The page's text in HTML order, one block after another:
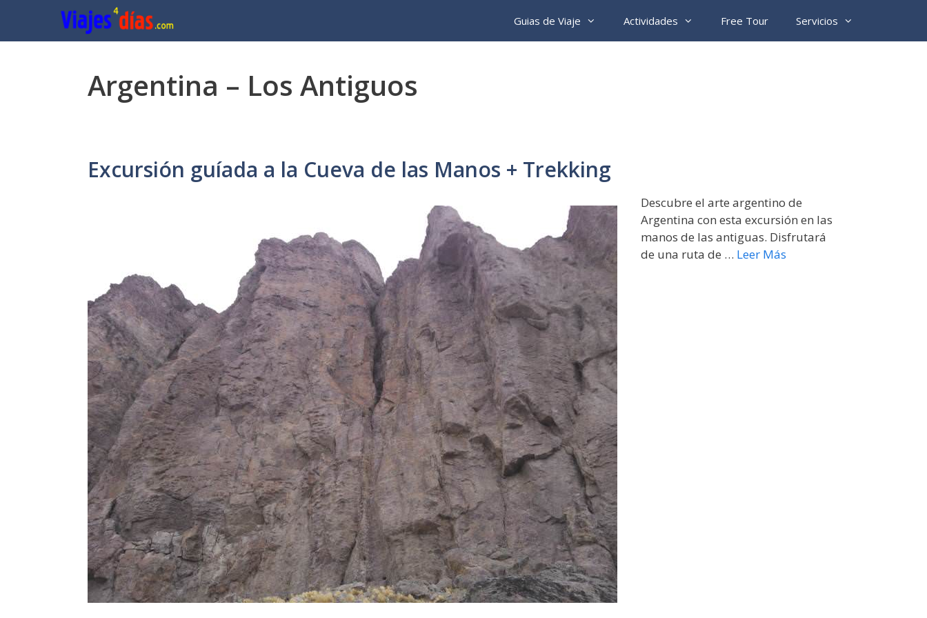
contenido
Guias de Viaje Actividades Free Tour Servicios
Argentina – Los Antiguos
Excursión guíada a la Cueva de las Manos + Trekking
Descubre el arte argentino de
Argentina con esta excursión en las
manos de las antiguas. Disfrutará
de una ruta de … Leer Más